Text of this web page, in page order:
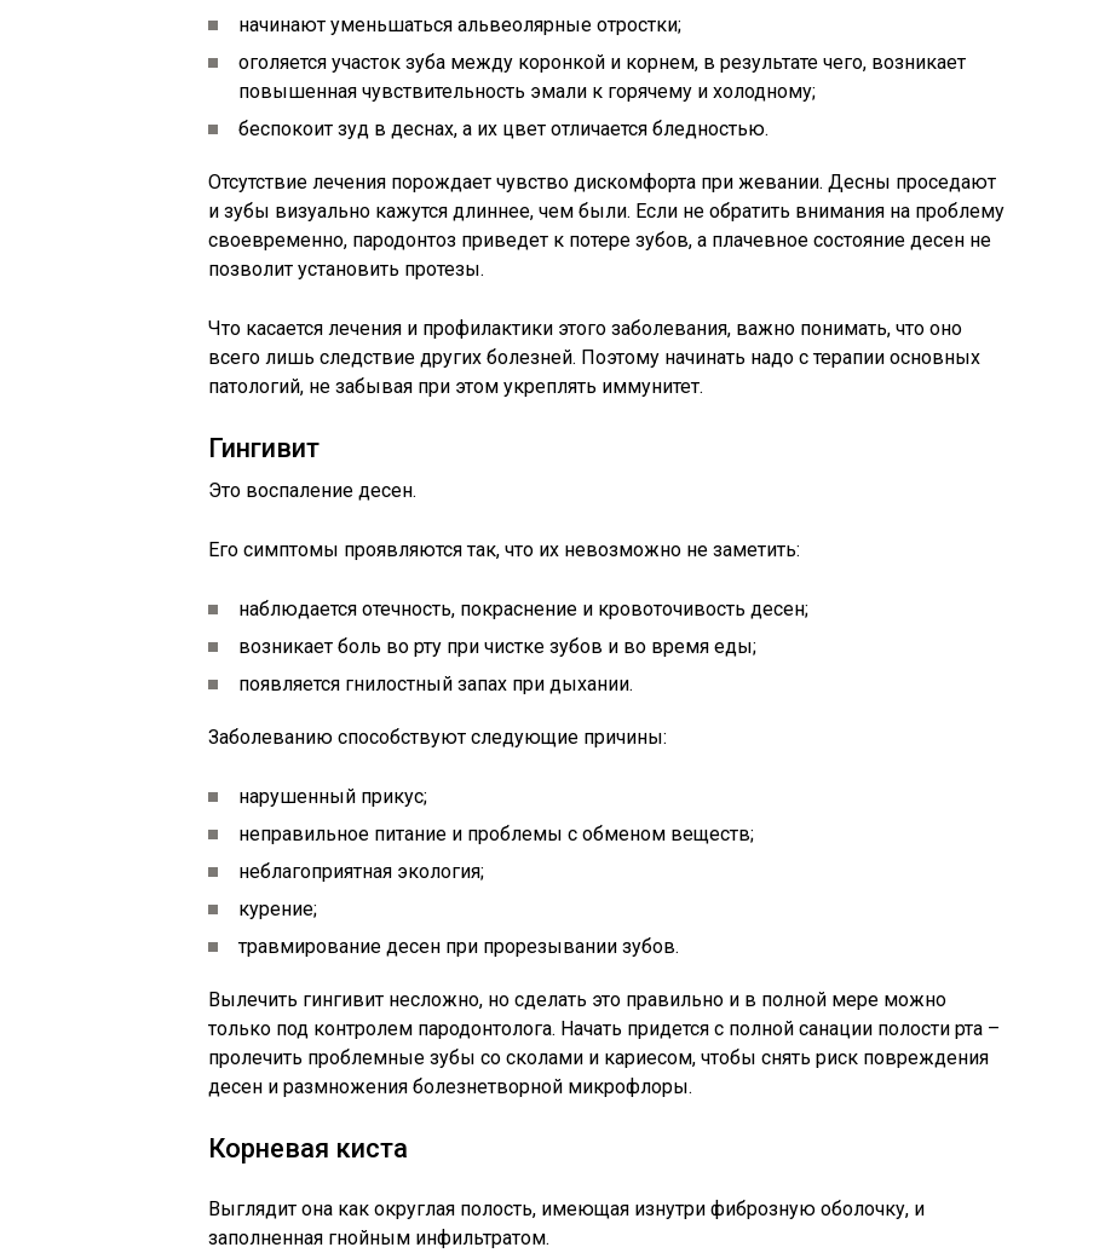
начинают уменьшаться альвеолярные отростки;
оголяется участок зуба между коронкой и корнем, в результате чего, возникает
повышенная чувствительность эмали к горячему и холодному;
беспокоит зуд в деснах, а их цвет отличается бледностью.
Отсутствие лечения порождает чувство дискомфорта при жевании. Десны проседают
и зубы визуально кажутся длиннее, чем были. Если не обратить внимания на проблему
своевременно, пародонтоз приведет к потере зубов, а плачевное состояние десен не
позволит установить протезы.
Что касается лечения и профилактики этого заболевания, важно понимать, что оно
всего лишь следствие других болезней. Поэтому начинать надо с терапии основных
патологий, не забывая при этом укреплять иммунитет.
Гингивит
Это воспаление десен.
Его симптомы проявляются так, что их невозможно не заметить:
наблюдается отечность, покраснение и кровоточивость десен;
возникает боль во рту при чистке зубов и во время еды;
появляется гнилостный запах при дыхании.
Заболеванию способствуют следующие причины:
нарушенный прикус;
неправильное питание и проблемы с обменом веществ;
неблагоприятная экология;
курение;
травмирование десен при прорезывании зубов.
Вылечить гингивит несложно, но сделать это правильно и в полной мере можно
только под контролем пародонтолога. Начать придется с полной санации полости рта –
пролечить проблемные зубы со сколами и кариесом, чтобы снять риск повреждения
десен и размножения болезнетворной микрофлоры.
Корневая киста
Выглядит она как округлая полость, имеющая изнутри фиброзную оболочку, и
заполненная гнойным инфильтратом.